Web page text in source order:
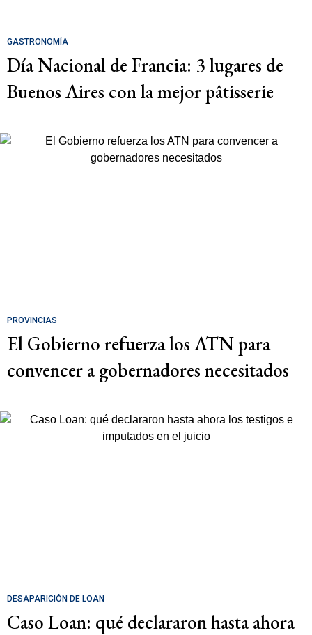
GASTRONOMÍA
Día Nacional de Francia: 3 lugares de
Buenos Aires con la mejor pâtisserie
PROVINCIAS
El Gobierno refuerza los ATN para
convencer a gobernadores necesitados
DESAPARICIÓN DE LOAN
Caso Loan: qué declararon hasta ahora